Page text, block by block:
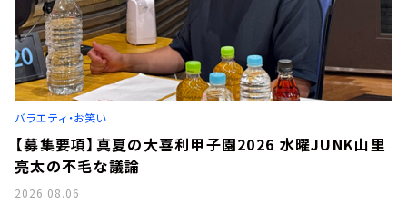
今日の番組表
週間番組表
トピックス
TBS Podcast
お知らせ
イベント・グッズ
YouTube
会社情報
バラエティ・お笑い
【募集要項】真夏の大喜利甲子園2026 水曜JUNK山里
亮太の不毛な議論
2026.08.06